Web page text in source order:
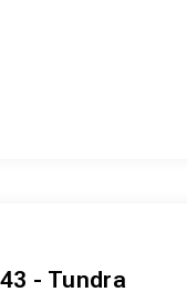
- Tundra